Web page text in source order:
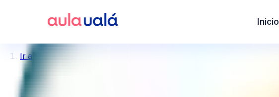
Inicio
Ir al inicio del blog